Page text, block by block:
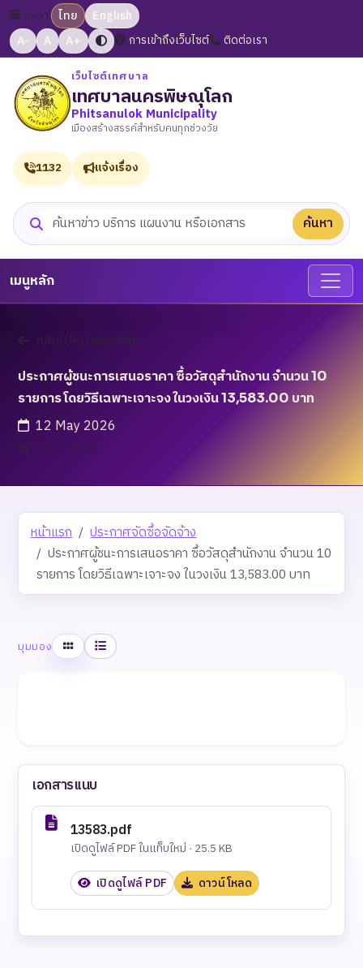
ภาษา: ไทย
English
A-
A A+ การเข้าถึงเว็บไซต์ ติดต่อเรา
เว็บไซต์เทศบาล
เทศบาลนครพิษณุโลก
Phitsanulok Municipality
เมืองสร้างสรรค์สำหรับคนทุกช่วงวัย
ค้นหาเว็บไซต์ ค้นหา
1132 แจ้งเรื่อง
เมนูหลัก
กลับไปหน้าประกาศ
ประกาศผู้ชนะการเสนอราคา ซื้อวัสดุสำนักงาน จำนวน 10
รายการ โดยวิธีเฉพาะเจาะจง ในวงเงิน 13,583.00 บาท
12 May 2026
เข้าชม 14 ครั้ง
หน้าแรก
ประกาศจัดซื้อจัดจ้าง
ประกาศผู้ชนะการเสนอราคา ซื้อวัสดุสำนักงาน จำนวน 10
รายการ โดยวิธีเฉพาะเจาะจง ในวงเงิน 13,583.00 บาท
มุมมอง ตารางรายการ
เอกสารแนบ
13583.pdf
เปิดดูไฟล์ PDF ในแท็บใหม่ · 25.5 KB
เปิดดูไฟล์ PDF ดาวน์โหลด